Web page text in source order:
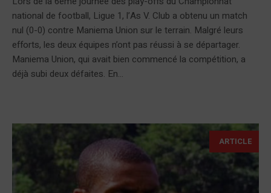
national de football, Ligue 1, l’As V. Club a obtenu un match
nul (0-0) contre Maniema Union sur le terrain. Malgré leurs
efforts, les deux équipes n’ont pas réussi à se départager.
Maniema Union, qui avait bien commencé la compétition, a
déjà subi deux défaites. En...
ARTICLE